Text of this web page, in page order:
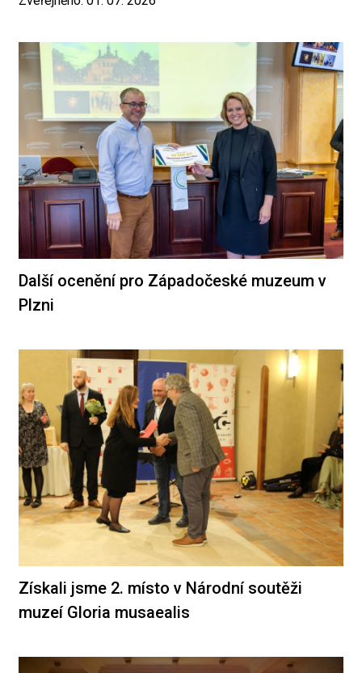
Další ocenění pro Západočeské muzeum v
Plzni
Získali jsme 2. místo v Národní soutěži
muzeí Gloria musaealis